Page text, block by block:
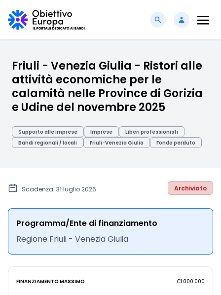
Friuli - Venezia Giulia - Ristori alle
attività economiche per le
calamità nelle Province di Gorizia
e Udine del novembre 2025
Supporto alle imprese Imprese
Liberi professionisti
Bandi regionali / locali
Friuli-Venezia Giulia Fondo perduto
Scadenza: 31 luglio 2026 Archiviato
Programma/Ente di finanziamento
Regione Friuli - Venezia Giulia
FINANZIAMENTO MASSIMO €1.000.000